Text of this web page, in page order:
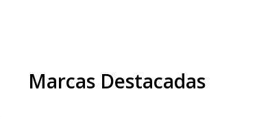
Marcas Destacadas